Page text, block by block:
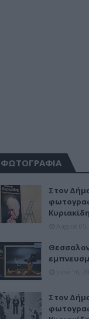
ΦΩΤΟΓΡΑΦΙΑ
Στον
Κυριακίδη
Στον